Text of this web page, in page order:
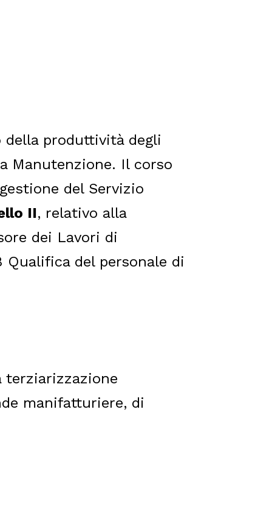
produttività degli
Manutenzione. Il corso
del Servizio
II, relativo alla
dei Lavori di
Qualifica del personale di
terziarizzazione
manifatturiere, di